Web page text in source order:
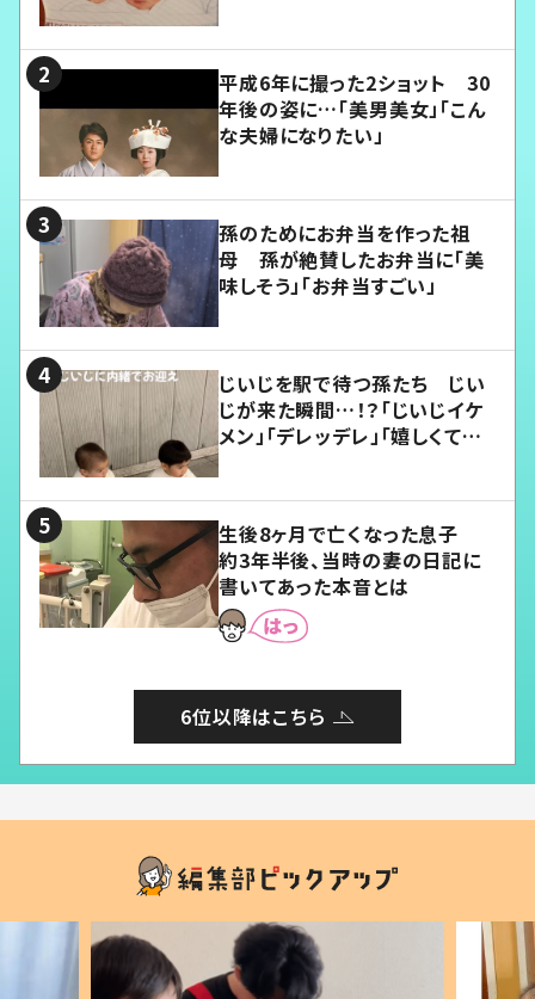
平成6年に撮った2ショット 30
年後の姿に…「美男美女」「こん
な夫婦になりたい」
孫のためにお弁当を作った祖
母 孫が絶賛したお弁当に「美
味しそう」「お弁当すごい」
じいじを駅で待つ孫たち じい
じが来た瞬間…！？「じいじイケ
メン」「デレッデレ」「嬉しくて可
生後8ヶ月で亡くなった息子
約3年半後、当時の妻の日記に
書いてあった本音とは
6位以降はこちら